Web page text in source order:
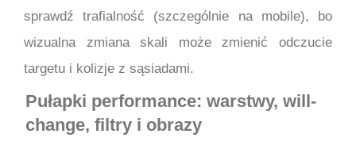
sprawdź trafialność (szczególnie na mobile), bo
wizualna zmiana skali może zmienić odczucie
targetu i kolizje z sąsiadami.
Pułapki performance: warstwy, will-
change, filtry i obrazy